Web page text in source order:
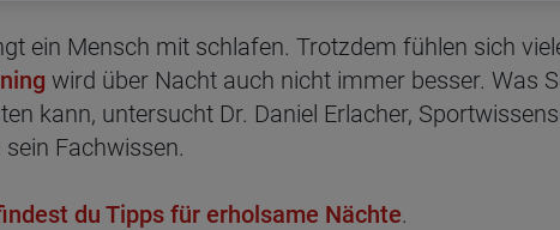
ein Mensch mit schlafen. Trotzdem fühlen sich
wird über Nacht auch nicht immer besser. Was
kann, untersucht Dr. Daniel Erlacher,
Fachwissen.
du Tipps für erholsame Nächte.